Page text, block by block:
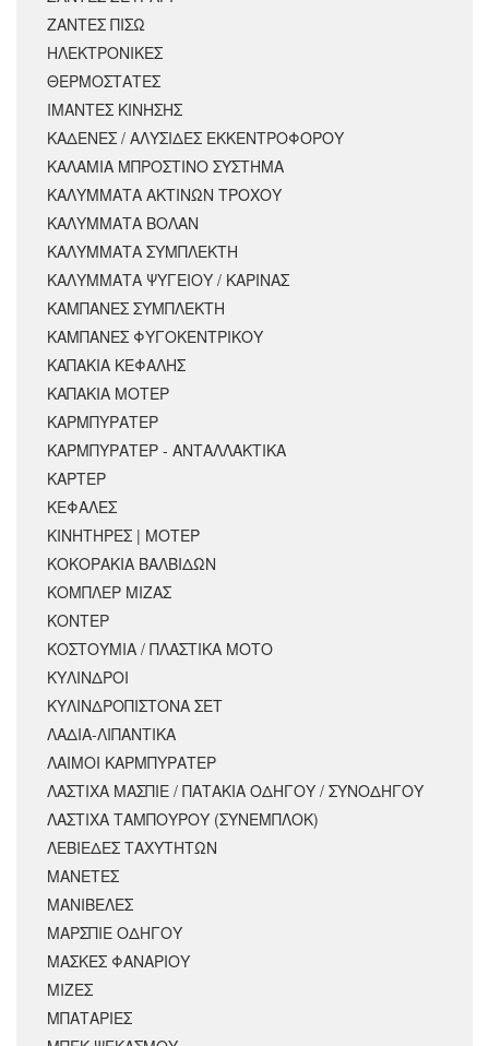
ΖΑΝΤΕΣ ΠΙΣΩ
ΗΛΕΚΤΡΟΝΙΚΕΣ
ΘΕΡΜΟΣΤΑΤΕΣ
ΙΜΑΝΤΕΣ ΚΙΝΗΣΗΣ
ΚΑΔΕΝΕΣ / ΑΛΥΣΙΔΕΣ ΕΚΚΕΝΤΡΟΦΟΡΟΥ
ΚΑΛΑΜΙΑ ΜΠΡΟΣΤΙΝΟ ΣΥΣΤΗΜΑ
ΚΑΛΥΜΜΑΤΑ ΑΚΤΙΝΩΝ ΤΡΟΧΟΥ
ΚΑΛΥΜΜΑΤΑ ΒΟΛΑΝ
ΚΑΛΥΜΜΑΤΑ ΣΥΜΠΛΕΚΤΗ
ΚΑΛΥΜΜΑΤΑ ΨΥΓΕΙΟΥ / ΚΑΡΙΝΑΣ
ΚΑΜΠΑΝΕΣ ΣΥΜΠΛΕΚΤΗ
ΚΑΜΠΑΝΕΣ ΦΥΓΟΚΕΝΤΡΙΚΟΥ
ΚΑΠΑΚΙΑ ΚΕΦΑΛΗΣ
ΚΑΠΑΚΙΑ ΜΟΤΕΡ
ΚΑΡΜΠΥΡΑΤΕΡ
ΚΑΡΜΠΥΡΑΤΕΡ - ΑΝΤΑΛΛΑΚΤΙΚΑ
ΚΑΡΤΕΡ
ΚΕΦΑΛΕΣ
ΚΙΝΗΤΗΡΕΣ | ΜΟΤΕΡ
ΚΟΚΟΡΑΚΙΑ ΒΑΛΒΙΔΩΝ
ΚΟΜΠΛΕΡ ΜΙΖΑΣ
ΚΟΝΤΕΡ
ΚΟΣΤΟΥΜΙΑ / ΠΛΑΣΤΙΚΑ ΜΟΤΟ
ΚΥΛΙΝΔΡΟΙ
ΚΥΛΙΝΔΡΟΠΙΣΤΟΝΑ ΣΕΤ
ΛΑΔΙΑ-ΛΙΠΑΝΤΙΚΑ
ΛΑΙΜΟΙ ΚΑΡΜΠΥΡΑΤΕΡ
ΛΑΣΤΙΧΑ ΜΑΣΠΙΕ / ΠΑΤΑΚΙΑ ΟΔΗΓΟΥ / ΣΥΝΟΔΗΓΟΥ
ΛΑΣΤΙΧΑ ΤΑΜΠΟΥΡΟΥ (ΣΥΝΕΜΠΛΟΚ)
ΛΕΒΙΕΔΕΣ ΤΑΧΥΤΗΤΩΝ
ΜΑΝΕΤΕΣ
ΜΑΝΙΒΕΛΕΣ
ΜΑΡΣΠΙΕ ΟΔΗΓΟΥ
ΜΑΣΚΕΣ ΦΑΝΑΡΙΟΥ
ΜΙΖΕΣ
ΜΠΑΤΑΡΙΕΣ